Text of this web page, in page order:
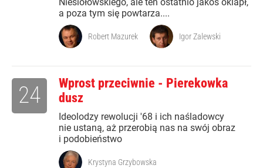
a poza tym się powtarza....
Robert Mazurek Igor Zalewski
Wprost przeciwnie - Pierekowka
dusz
Ideolodzy rewolucji '68 i ich naśladowcy
nie ustaną, aż przerobią nas na swój obraz
i podobieństwo
24
Krystyna Grzybowska